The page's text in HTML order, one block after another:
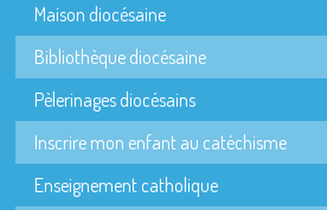
Maison diocésaine
Bibliothèque diocésaine
Pèlerinages diocésains
Inscrire mon enfant au catéchisme
Enseignement catholique